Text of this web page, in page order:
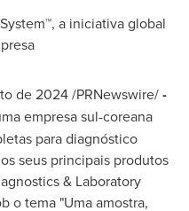
a iniciativa global
de 2024/PRNewswire/-
empresa sul-coreana
para diagnóstico
seus principais produtos
& Laboratory
o tema "Uma amostra,